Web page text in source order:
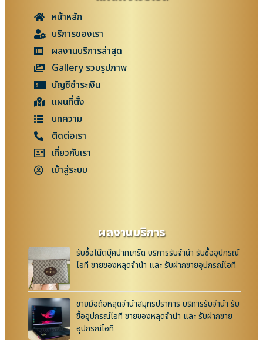
หน้าหลัก
บริการของเรา
ผลงานบริการล่าสุด
Gallery รวมรูปภาพ
บัญชีชำระเงิน
แผนที่ตั้ง
บทความ
ติดต่อเรา
เกี่ยวกับเรา
เข้าสู่ระบบ
ผลงานบริการ
รับซื้อโน๊ตบุ๊คปากเกร็ด บริการรับจำนำ รับซื้ออุปกรณ์
ไอที ขายของหลุดจำนำ และ รับฝากขายอุปกรณ์ไอที
ขายมือถือหลุดจำนำสมุทรปราการ บริการรับจำนำ รับ
ซื้ออุปกรณ์ไอที ขายของหลุดจำนำ และ รับฝากขาย
อุปกรณ์ไอที